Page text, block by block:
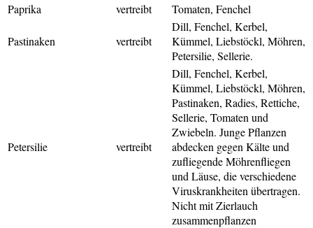
Paprika
vertreibt Tomaten, Fenchel
Pastinaken vertreibt
Dill, Fenchel, Kerbel,
Kümmel, Liebstöckl, Möhren,
Petersilie, Sellerie.
Petersilie vertreibt
Dill, Fenchel, Kerbel,
Kümmel, Liebstöckl, Möhren,
Pastinaken, Radies, Rettiche,
Sellerie, Tomaten und
Zwiebeln. Junge Pflanzen
abdecken gegen Kälte und
zufliegende Möhrenfliegen
und Läuse, die verschiedene
Viruskrankheiten übertragen.
Nicht mit Zierlauch
zusammenpflanzen